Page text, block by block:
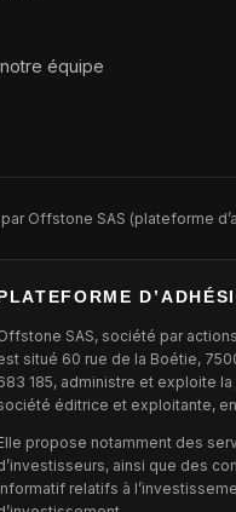
équipe
Offstone SAS (plateforme
SAS, société par
situé 60 rue de la Boétie,
185, administre et exploite
éditrice et exploitante,
propose notamment des
ainsi que des
relatifs à